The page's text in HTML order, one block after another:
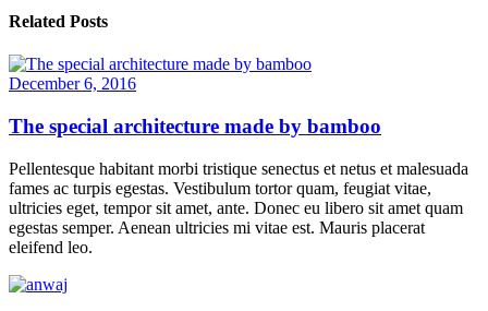
Related Posts
December 6, 2016
The special architecture made by bamboo
Pellentesque habitant morbi tristique senectus et netus et malesuada
fames ac turpis egestas. Vestibulum tortor quam, feugiat vitae,
ultricies eget, tempor sit amet, ante. Donec eu libero sit amet quam
egestas semper. Aenean ultricies mi vitae est. Mauris placerat
eleifend leo.